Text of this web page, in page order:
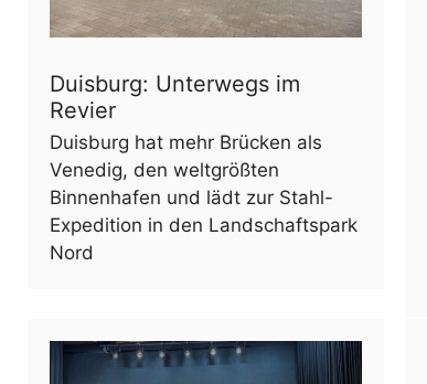
Duisburg: Unterwegs im
Revier
Duisburg hat mehr Brücken als
Venedig, den weltgrößten
Binnenhafen und lädt zur Stahl-
Expedition in den Landschaftspark
Nord